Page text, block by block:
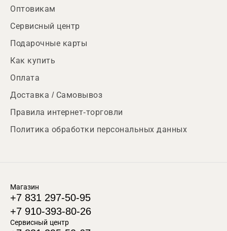
Оптовикам
Сервисный центр
Подарочные карты
Как купить
Оплата
Доставка / Самовывоз
Правила интернет-торговли
Политика обработки персональных данных
Магазин
+7 831 297-50-95
+7 910-393-80-26
Сервисный центр